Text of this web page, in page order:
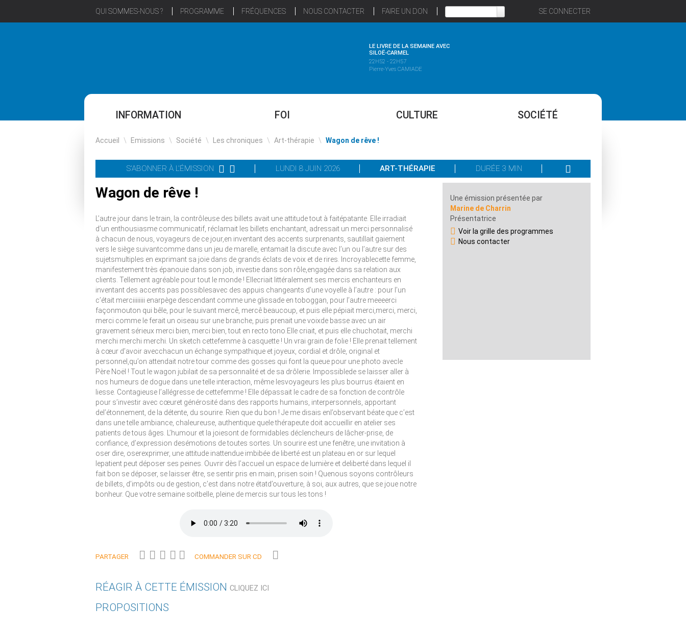
QUI SOMMES-NOUS ? PROGRAMME FRÉQUENCES NOUS CONTACTER FAIRE UN DON SE CONNECTER
LE LIVRE DE LA SEMAINE AVEC
SILOË-CARMEL
22H52 - 22H57
Pierre-Yves CAMIADE
INFORMATION FOI CULTURE SOCIÉTÉ
Accueil \ Emissions \ Société \ Les chroniques \ Art-thérapie \ Wagon de rêve !
S'ABONNER À L'ÉMISSION LUNDI 8 JUIN 2026 ART-THÉRAPIE DURÉE 3 MIN
Wagon de rêve !
L’autre jour dans le train, la contrôleuse des billets avait une attitude tout à faitépatante. Elle irradiait
d’un enthousiasme communicatif, réclamait les billets enchantant, adressait un merci personnalisé
à chacun de nous, voyageurs de ce jour,en inventant des accents surprenants, sautillait gaiement
vers le siège suivantcomme dans un jeu de marelle, entamait la discute avec l’un ou l’autre sur des
sujetsmultiples en exprimant sa joie dans de grands éclats de voix et de rires. Incroyablecette femme,
manifestement très épanouie dans son job, investie dans son rôle,engagée dans sa relation aux
clients. Tellement agréable pour tout le monde ! Ellecriait littéralement ses mercis enchanteurs en
inventant des accents pas possiblesavec des appuis changeants d’une voyelle à l’autre : pour l’un
c’était merciiiiiiii enarpège descendant comme une glissade en toboggan, pour l’autre meeeerci
façonmouton qui bêle, pour le suivant mercê, mercê beaucoup, et puis elle pépiait merci,merci, merci,
merci comme le ferait un oiseau sur une branche, puis prenait une voixde basse avec un air
gravement sérieux merci bien, merci bien, tout en recto tono.Elle criait, et puis elle chuchotait, merchi
merchi merchi merchi. Un sketch cettefemme à casquette ! Un vrai grain de folie ! Elle prenait tellement
à cœur d’avoir avecchacun un échange sympathique et joyeux, cordial et drôle, original et
personnel,qu’on attendait notre tour comme des gosses qui font la queue pour une photo avecle
Père Noël ! Tout le wagon jubilait de sa personnalité et de sa drôlerie. Impossiblede se laisser aller à
nos humeurs de dogue dans une telle interaction, même lesvoyageurs les plus bourrus étaient en
liesse. Contagieuse l’allégresse de cettefemme ! Elle dépassait le cadre de sa fonction de contrôle
pour s’investir avec cœuret générosité dans des rapports humains, interpersonnels, apportant
del’étonnement, de la détente, du sourire. Rien que du bon ! Je me disais enl’observant béate que c’est
dans une telle ambiance, chaleureuse, authentique quele thérapeute doit accueillir en atelier ses
patients de tous âges. L’humour et la joiesont de formidables déclencheurs de lâcher-prise, de
confiance, d’expression desémotions de toutes sortes. Un sourire est une fenêtre, une invitation à
oser dire, oserexprimer, une attitude inattendue imbibée de liberté est un plateau en or sur lequel
lepatient peut déposer ses peines. Ouvrir dès l’accueil un espace de lumière et deliberté dans lequel il
fait bon se déposer, se laisser être, se sentir pris en main, prisen soin ! Quenous soyons contrôleurs
de billets, d’impôts ou de gestion, c’est dans notre étatd’ouverture, à soi, aux autres, que se joue notre
bonheur. Que votre semaine soitbelle, pleine de mercis sur tous les tons !
PARTAGER COMMANDER SUR CD
Une émission présentée par
Marine de Charrin
Présentatrice
Voir la grille des programmes
Nous contacter
RÉAGIR À CETTE ÉMISSION CLIQUEZ ICI
PROPOSITIONS